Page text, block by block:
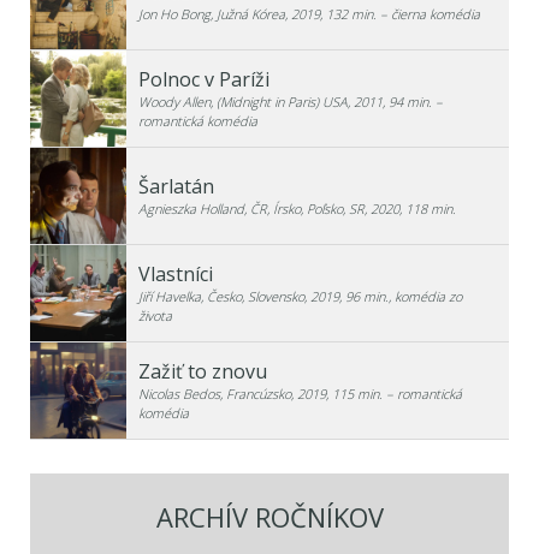
Jon Ho Bong, Južná Kórea, 2019, 132 min. – čierna komédia
Polnoc v Paríži
Woody Allen, (Midnight in Paris) USA, 2011, 94 min. –
romantická komédia
Šarlatán
Agnieszka Holland, ČR, Írsko, Poľsko, SR, 2020, 118 min.
Vlastníci
Jiří Havelka, Česko, Slovensko, 2019, 96 min., komédia zo
života
Zažiť to znovu
Nicolas Bedos, Francúzsko, 2019, 115 min. – romantická
komédia
ARCHÍV ROČNÍKOV